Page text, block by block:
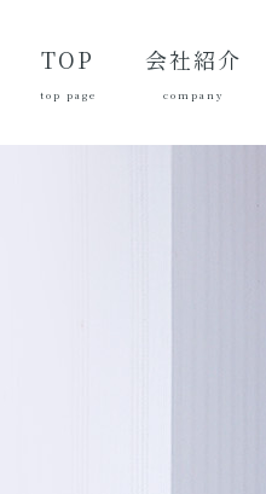
TOP
top page
会社紹介
company
つ